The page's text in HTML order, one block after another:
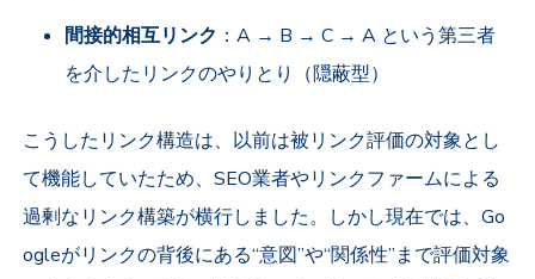
間接的相互リンク ：A → B → C → A という第三者
を介したリンクのやりとり（隠蔽型）
こうしたリンク構造は、以前は被リンク評価の対象とし
て機能していたため、SEO業者やリンクファームによる
過剰なリンク構築が横行しました。しかし現在では、Go
ogleがリンクの背後にある“意図”や“関係性”まで評価対象